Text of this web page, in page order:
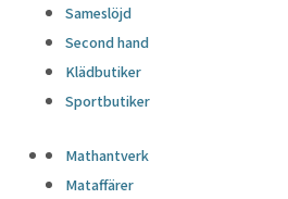
Sameslöjd
Second hand
Klädbutiker
Sportbutiker
Mathantverk
Mataffärer